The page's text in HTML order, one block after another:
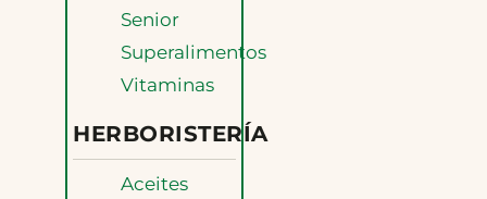
Senior
Superalimentos
Vitaminas
HERBORISTERÍA
Aceites